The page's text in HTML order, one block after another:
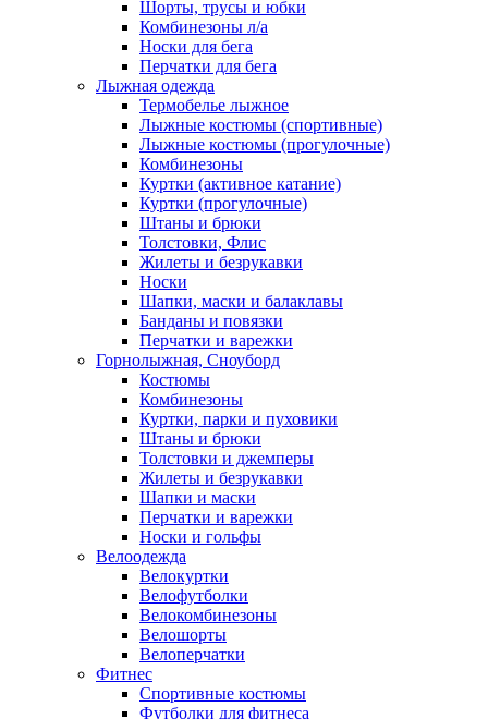
Шорты, трусы и юбки
Комбинезоны л/а
Носки для бега
Перчатки для бега
Лыжная одежда
Термобелье лыжное
Лыжные костюмы (спортивные)
Лыжные костюмы (прогулочные)
Комбинезоны
Куртки (активное катание)
Куртки (прогулочные)
Штаны и брюки
Толстовки, Флис
Жилеты и безрукавки
Носки
Шапки, маски и балаклавы
Банданы и повязки
Перчатки и варежки
Горнолыжная, Сноуборд
Костюмы
Комбинезоны
Куртки, парки и пуховики
Штаны и брюки
Толстовки и джемперы
Жилеты и безрукавки
Шапки и маски
Перчатки и варежки
Носки и гольфы
Велоодежда
Велокуртки
Велофутболки
Велокомбинезоны
Велошорты
Велоперчатки
Фитнес
Спортивные костюмы
Футболки для фитнеса